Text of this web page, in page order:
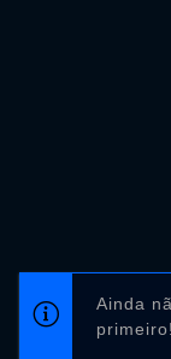
Ainda
primeiro!